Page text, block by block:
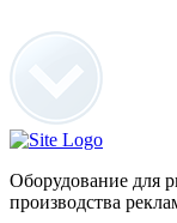
Оборудование для
производства